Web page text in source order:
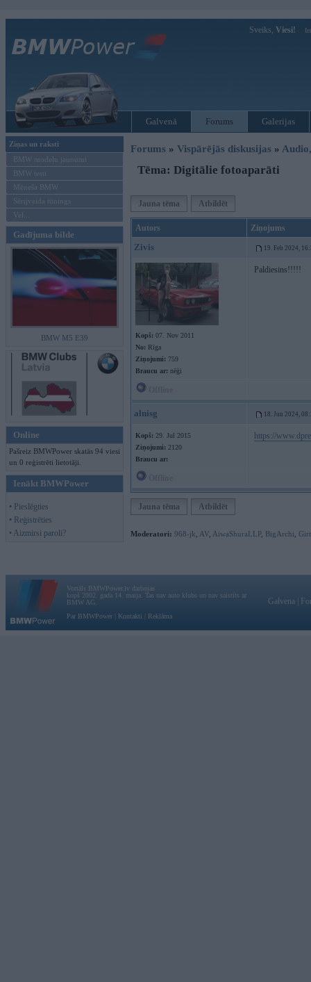
Sveiks, Viesi!
Galvenā Forums Galerijas
Ziņas un raksti
BMW modeļu jaunumi
BMW testi
Mēneša BMW
Sērijveida tūnings
Vel...
Gadījuma bilde
BMW M5 E39
Online
Pašreiz BMWPower skatās 94 viesi
un 0 reģistrēti lietotāji.
Ienākt BMWPower
• Pieslēgties
• Reģistrēties
• Aizmirsi paroli?
Forums » Vispārējās diskusijas »
Tēma: Digitālie fotoaparāti
Jauna tēma Atbildēt
Autors Ziņojums
Zivis 19. Feb 2024,
Kopš: 07. Nov 2011
No: Rīga
Ziņojumi: 759
Braucu ar: nēģi
Paldiesins!!!!!
alnisg 18. Jun 2024,
Kopš: 29. Jul 2015
Ziņojumi: 2120
Braucu ar:
https://
Jauna tēma Atbildēt
Moderatori: 968-jk AV AiwaShuraLLP, BigArchi
Vortāls BMWPower.lv darbojas
kopš 2002. gada 14. maija. Tas nav auto klubs un nav saistīts ar
BMW AG.
Par BMWPower
Kontakti Reklāma
Galvena